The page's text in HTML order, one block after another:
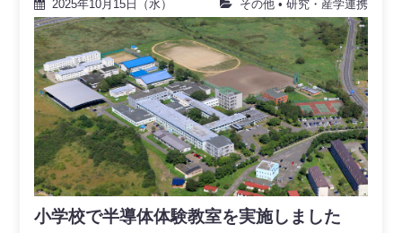
2025年10月15日（水） その他• 研究・産学連携
小学校で半導体体験教室を実施しました